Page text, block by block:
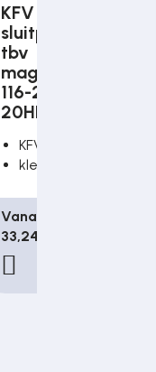
KFV
sluitplaat
tbv
magneetslot
116-245-
20HR
KFV
kleur
Vanaf €
33,24